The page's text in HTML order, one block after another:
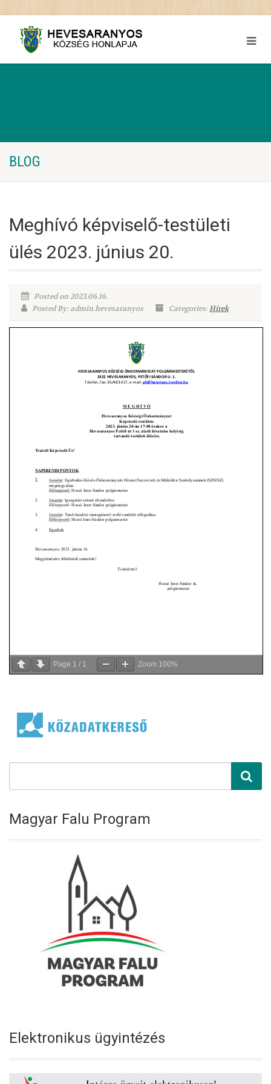
BLOG
Meghívó képviselő-testületi
ülés 2023. június 20.
Posted on 2023.06.16.
Posted By: admin.hevesaranyos
Categories:Hírek
Page 1 / 1 Zoom 100%
Magyar Falu Program
Elektronikus ügyintézés